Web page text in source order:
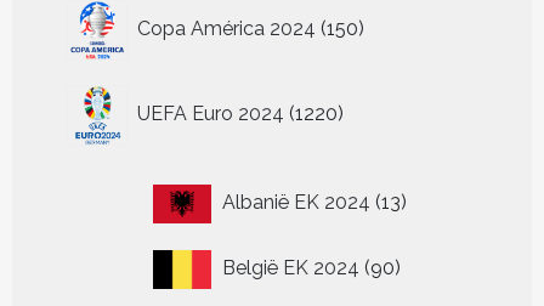
Copa América 2024 150
producten
UEFA Euro 2024 1220
producten
Albanië EK 2024 1313
België EK 2024 9090